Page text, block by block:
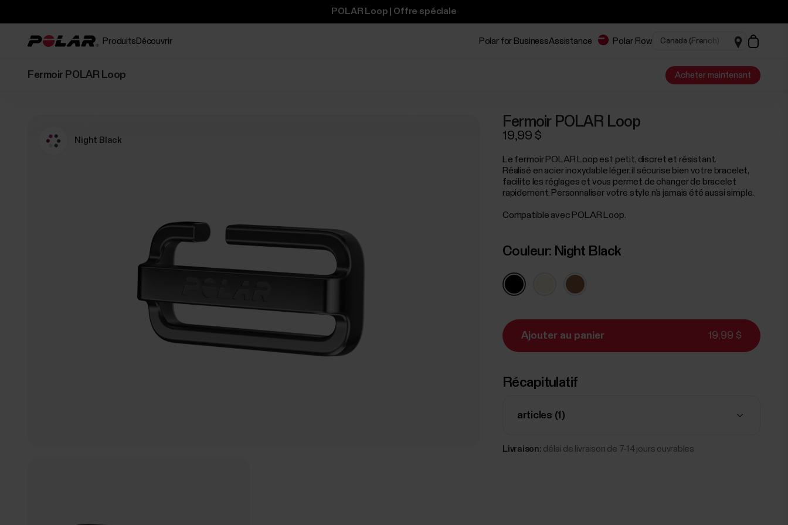
POLAR Loop | Offre spéciale
Produits Découvrir Polar for BusinessAssistance Polar Flow
Fermoir POLAR Loop Acheter maintenant
Night Black
Fermoir POLAR Loop
19,99 $
Le fermoir POLAR Loop est petit, discret et résistant.
Réalisé en acier inoxydable léger, il sécurise bien votre bracelet,
facilite les réglages et vous permet de changer de bracelet
rapidement. Personnaliser votre style n’a jamais été aussi simple.
Compatible avec POLAR Loop.
Couleur: Night Black
Ajouter au panier 19,99 $
Récapitulatif
articles (1 )
Livraison: délai de livraison de 7-14 jours ouvrables